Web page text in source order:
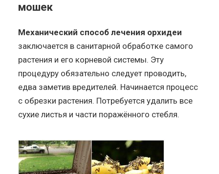
мошек
Механический способ лечения орхидеи
заключается в санитарной обработке самого
растения и его корневой системы. Эту
процедуру обязательно следует проводить,
едва заметив вредителей. Начинается процесс
с обрезки растения. Потребуется удалить все
сухие листья и части поражённого стебля.